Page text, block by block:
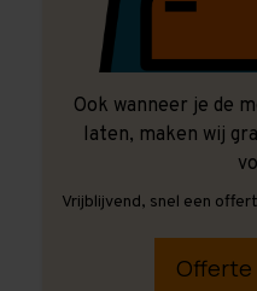
Ook wanneer je de
laten, maken wij
Vrijblijvend, snel een
Offerte